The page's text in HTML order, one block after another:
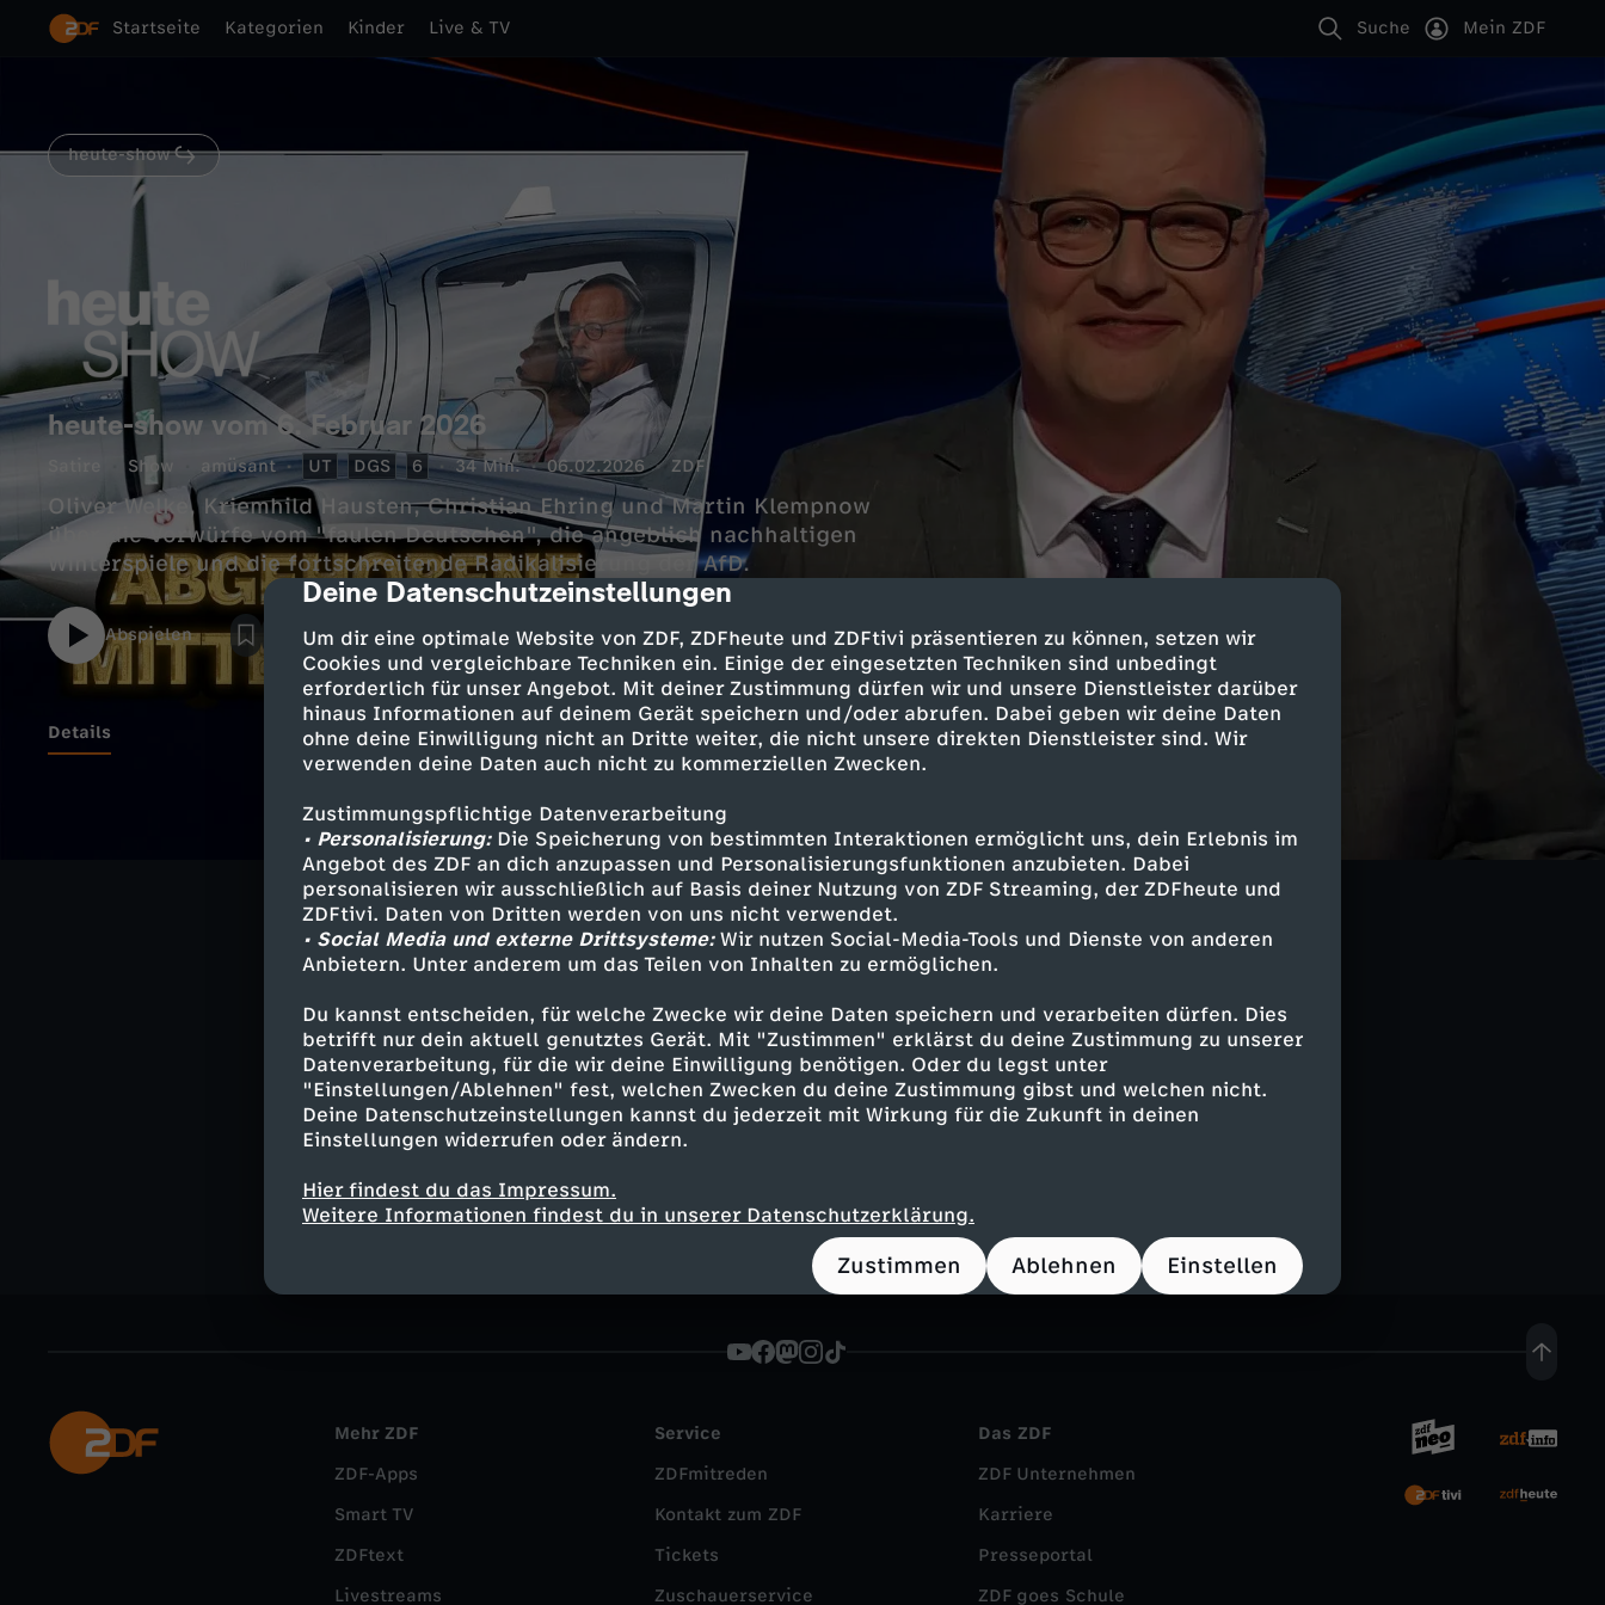
cmp-dialog-description
Deine Datenschutzeinstellungen
Um dir eine optimale Website von ZDF, ZDFheute und ZDFtivi präsentieren zu können, setzen wir
Cookies und vergleichbare Techniken ein. Einige der eingesetzten Techniken sind unbedingt
erforderlich für unser Angebot. Mit deiner Zustimmung dürfen wir und unsere Dienstleister darüber
hinaus Informationen auf deinem Gerät speichern und/oder abrufen. Dabei geben wir deine Daten
ohne deine Einwilligung nicht an Dritte weiter, die nicht unsere direkten Dienstleister sind. Wir
verwenden deine Daten auch nicht zu kommerziellen Zwecken.
Zustimmungspflichtige Datenverarbeitung
• Personalisierung:Die Speicherung von bestimmten Interaktionen ermöglicht uns, dein Erlebnis im
Angebot des ZDF an dich anzupassen und Personalisierungsfunktionen anzubieten. Dabei
personalisieren wir ausschließlich auf Basis deiner Nutzung von ZDF Streaming, der ZDFheute und
ZDFtivi. Daten von Dritten werden von uns nicht verwendet.
• Social Media und externe Drittsysteme:Wir nutzen Social-Media-Tools und Dienste von anderen
Anbietern. Unter anderem um das Teilen von Inhalten zu ermöglichen.
Du kannst entscheiden, für welche Zwecke wir deine Daten speichern und verarbeiten dürfen. Dies
betrifft nur dein aktuell genutztes Gerät. Mit "Zustimmen" erklärst du deine Zustimmung zu unserer
Datenverarbeitung, für die wir deine Einwilligung benötigen. Oder du legst unter
"Einstellungen/Ablehnen" fest, welchen Zwecken du deine Zustimmung gibst und welchen nicht.
Deine Datenschutzeinstellungen kannst du jederzeit mit Wirkung für die Zukunft in deinen
Einstellungen widerrufen oder ändern.
Hier findest du das Impressum.
Weitere Informationen findest du in unserer Datenschutzerklärung.
Zustimmen Ablehnen Einstellen
Startseite Kategorien Kinder Live & TV Suche Mein ZDF
heute-show
heute-show vom 6. Februar 2026
Show amüsant UT DGS 6 34 Min. 06.02.2026 ZDF
Oliver Welke, Kriemhild Hausten, Christian Ehring und Martin Klempnow
über die Vorwürfe vom "faulen Deutschen", die angeblich nachhaltigen
Winterspiele und die fortschreitende Radikalisierung der AfD.
Abspielen
Details
Diese Sendung wird im Web und in der App mit Gebärdensprache angeboten.
Ähnliche Inhalte entdecken
FSK 6
heute-show
Facebook
Mehr ZDF
ZDF-Apps
Smart TV
ZDFtext
Livestreams
Service
ZDFmitreden
Kontakt zum ZDF
Tickets
Zuschauerservice
Das ZDF
ZDF Unternehmen
Karriere
Presseportal
ZDF goes Schule